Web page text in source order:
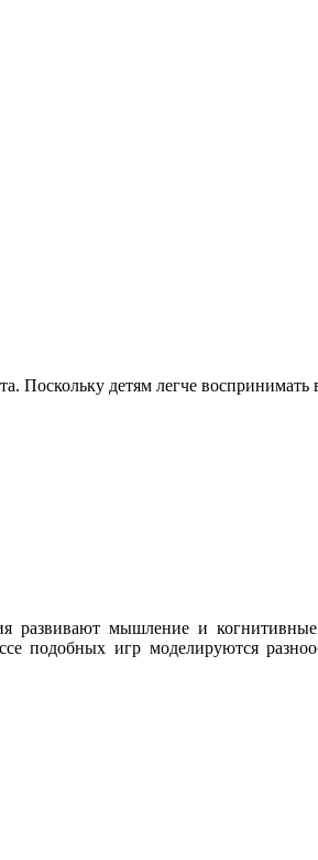
Поскольку детям легче воспринимать
развивают мышление и
подобных игр моделируются